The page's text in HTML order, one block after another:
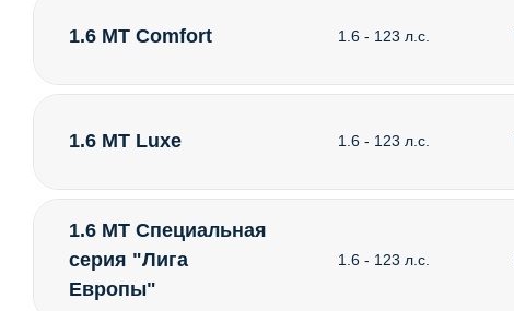
1.6 MT Comfort 1.6 - 123 л.с.
1.6 MT Luxe 1.6 - 123 л.с.
1.6 MT Специальная
серия "Лига
Европы"
1.6 - 123 л.с.